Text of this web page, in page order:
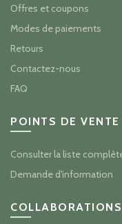
Offres et coupons
Modes de paiements
Retours
Contactez-nous
FAQ
POINTS DE VENTE
Consulter la liste
Demande d'information
COLLABORATIONS